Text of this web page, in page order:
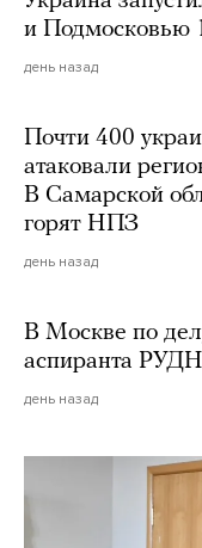
и Подмосковью
день назад
Почти 400
атаковали
В Самарской
горят НПЗ
день назад
В Москве по
аспиранта
день назад